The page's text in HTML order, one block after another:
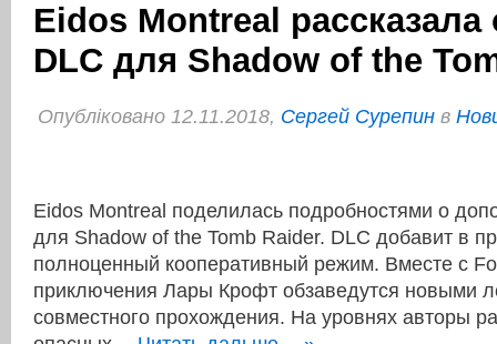
Eidos Montreal
DLC для Shadow of the
Опубліковано 12.11.2018, Сергей Сурепин в
Eidos Montreal поделилась подробностями о
для Shadow of the Tomb Raider. DLC добавит в
полноценный кооперативный режим. Вместе с
приключения Лары Крофт обзаведутся новыми
совместного прохождения. На уровнях авторы